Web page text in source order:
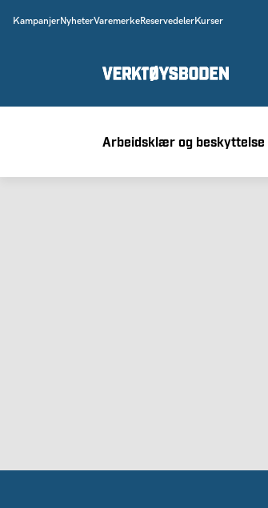
KampanjerNyheterVaremerkeReservedelerKurser
Arbeidsklær og beskyttelse